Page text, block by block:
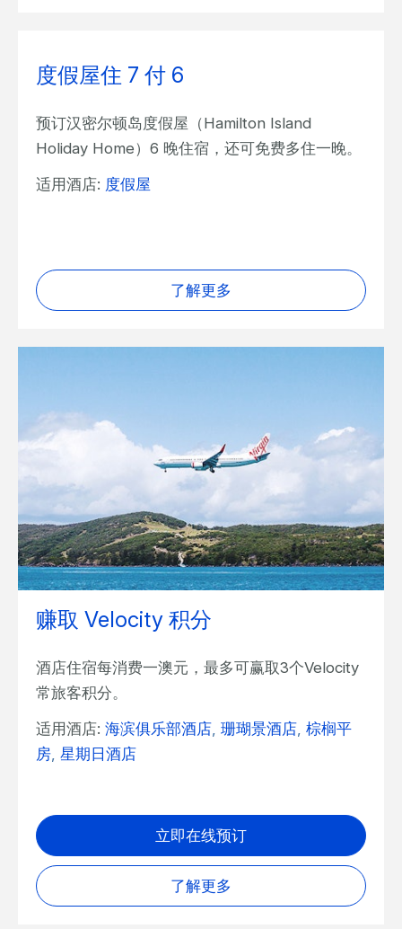
度假屋住 7 付 6
预订汉密尔顿岛度假屋（Hamilton Island
Holiday Home）6 晚住宿，还可免费多住一晚。
适用酒店: 度假屋
了解更多
赚取 Velocity 积分
酒店住宿每消费一澳元，最多可赢取3个Velocity
常旅客积分。
适用酒店: 海滨俱乐部酒店, 珊瑚景酒店, 棕榈平
房, 星期日酒店
立即在线预订
了解更多